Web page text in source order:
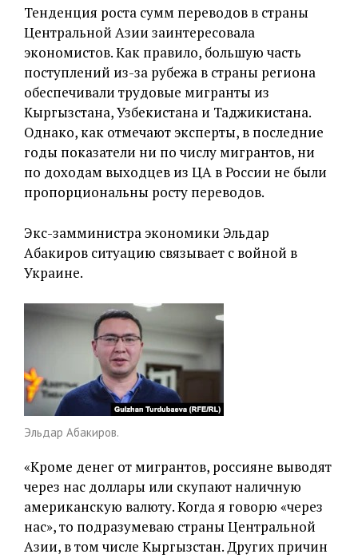
Тенденция роста сумм переводов в страны
Центральной Азии заинтересовала
экономистов. Как правило, большую часть
поступлений из-за рубежа в страны региона
обеспечивали трудовые мигранты из
Кыргызстана, Узбекистана и Таджикистана.
Однако, как отмечают эксперты, в последние
годы показатели ни по числу мигрантов, ни
по доходам выходцев из ЦА в России не были
пропорциональны росту переводов.
Экс-замминистра экономики Эльдар
Абакиров ситуацию связывает с войной в
Украине.
Эльдар Абакиров.
«Кроме денег от мигрантов, россияне выводят
через нас доллары или скупают наличную
американскую валюту. Когда я говорю «через
нас», то подразумеваю страны Центральной
Азии, в том числе Кыргызстан. Других причин